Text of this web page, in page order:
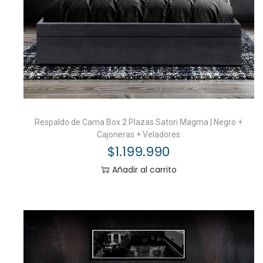
Respaldo de Cama Box 2 Plazas Satori Magma | Negro +
Cajoneras + Veladores
$1.199.990
Añadir al carrito